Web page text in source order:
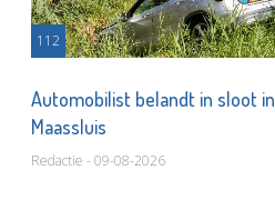
112
Automobilist belandt in sloot in
Maassluis
Redactie - 09-08-2026